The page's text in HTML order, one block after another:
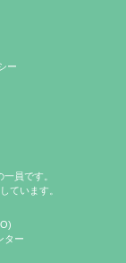
ー
員です。
ています。
ター